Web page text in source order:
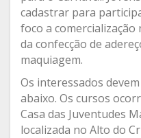
cadastrar para
foco a comercialização
da confecção de
maquiagem.
Os interessados
abaixo. Os cursos
Casa das Juventudes
localizada no Alto do